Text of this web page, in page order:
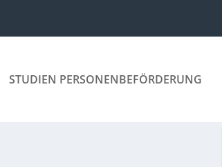
STUDIEN PERSONENBEFÖRDERUNG